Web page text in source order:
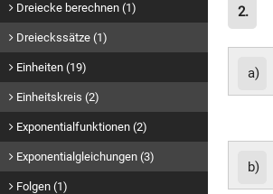
2.
a)
b)
Dreiecke berechnen (1)
Dreieckssätze (1)
Einheiten (19)
Einheitskreis (2)
Exponentialfunktionen (2)
Exponentialgleichungen (3)
Folgen (1)